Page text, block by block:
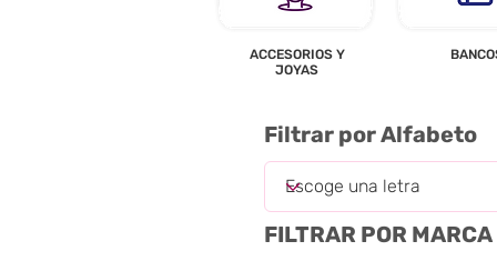
ACCESORIOS Y
JOYAS
Filtrar por Alfabeto
FILTRAR POR MARCA